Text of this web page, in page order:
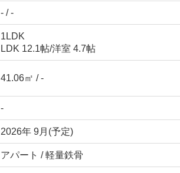
- / -
1LDK
LDK 12.1帖/洋室 4.7帖
41.06㎡ / -
-
2026年 9月(予定)
アパート / 軽量鉄骨